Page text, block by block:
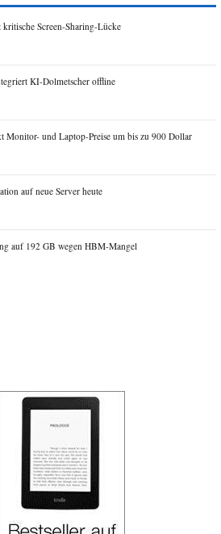
Screen-Sharing-Lücke
KI-Dolmetscher offline
Monitor- und Laptop-Preise um bis zu 900 Dollar
auf neue Server heute
auf 192 GB wegen HBM-Mangel